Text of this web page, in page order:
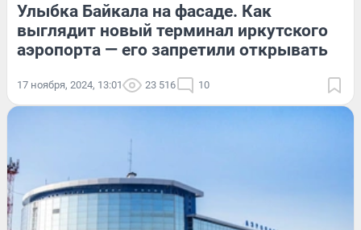
Улыбка Байкала на фасаде. Как
выглядит новый терминал иркутского
аэропорта — его запретили открывать
17 ноября, 2024, 13:01 23 516 10